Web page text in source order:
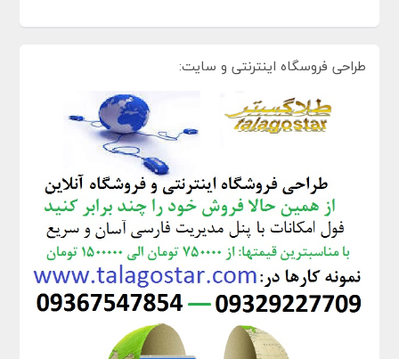
طراحی فروسگاه اینترنتی و سایت: